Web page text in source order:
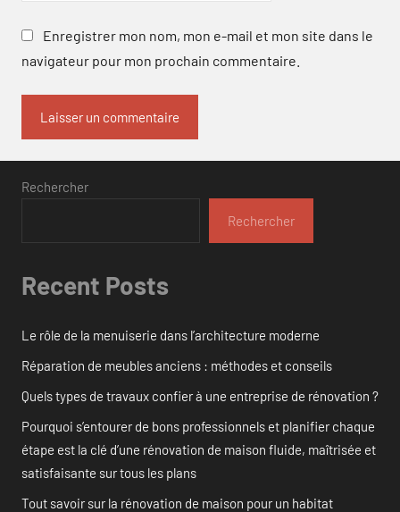
Enregistrer mon nom, mon e-mail et mon site dans le
navigateur pour mon prochain commentaire.
Rechercher
Rechercher
Recent Posts
Le rôle de la menuiserie dans l’architecture moderne
Réparation de meubles anciens : méthodes et conseils
Quels types de travaux confier à une entreprise de rénovation ?
Pourquoi s’entourer de bons professionnels et planifier chaque
étape est la clé d’une rénovation de maison fluide, maîtrisée et
satisfaisante sur tous les plans
Tout savoir sur la rénovation de maison pour un habitat